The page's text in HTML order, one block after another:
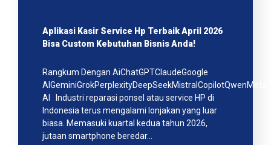
Aplikasi Kasir Service Hp Terbaik April 2026
Bisa Custom Kebutuhan Bisnis Anda!
Rangkum Dengan AiChatGPTClaudeGoogle
AIGeminiGrokPerplexityDeepSeekMistralCopilotQwenMeta
AI Industri reparasi ponsel atau service HP di
Indonesia terus mengalami lonjakan yang luar
biasa. Memasuki kuartal kedua tahun 2026,
jutaan smartphone beredar…